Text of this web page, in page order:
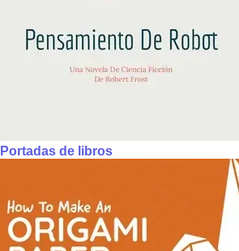
Portadas de libros